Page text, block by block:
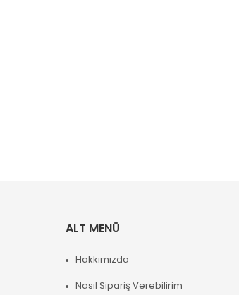
ALT MENÜ
Hakkımızda
Nasıl Sipariş Verebilirim